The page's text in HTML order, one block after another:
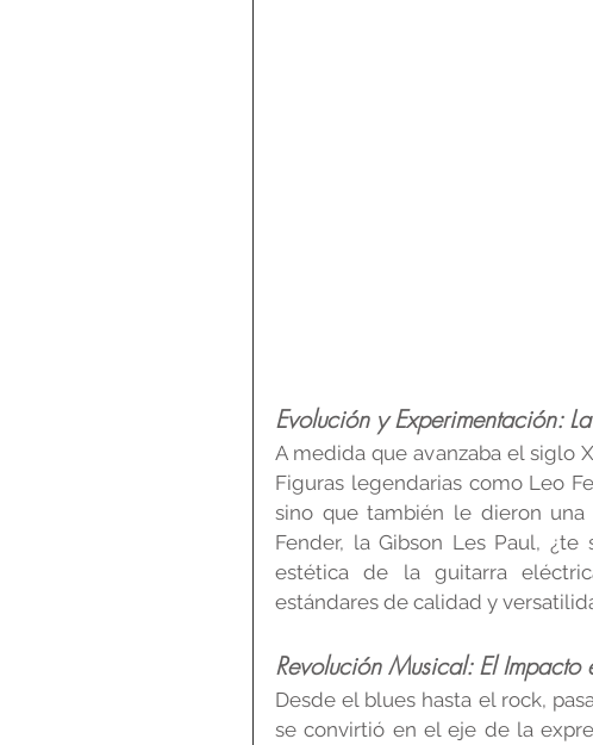
Evolución y Experimentación:
A medida que avanzaba el siglo
Figuras legendarias como Leo
sino que también le dieron
Fender, la Gibson Les Paul,
estética de la guitarra
estándares de calidad y
Revolución Musical: El Impacto
Desde el blues hasta el rock,
se convirtió en el eje de la